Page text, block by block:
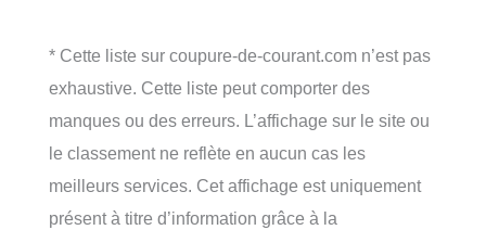
* Cette liste sur coupure-de-courant.com n’est pas
exhaustive. Cette liste peut comporter des
manques ou des erreurs. L’affichage sur le site ou
le classement ne reflète en aucun cas les
meilleurs services. Cet affichage est uniquement
présent à titre d’information grâce à la